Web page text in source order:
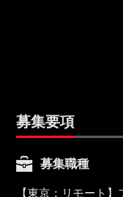
募集要項
募集職種
【東京：リモート